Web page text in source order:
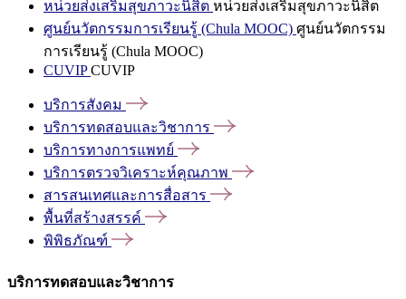
หน่วยส่งเสริมสุขภาวะนิสิต หน่วยส่งเสริมสุขภาวะนิสิต
ศูนย์นวัตกรรมการเรียนรู้ (Chula MOOC) ศูนย์นวัตกรรม
การเรียนรู้ (Chula MOOC)
CUVIPCUVIP
บริการสังคม
บริการทดสอบและวิชาการ
บริการทางการแพทย์
บริการตรวจวิเคราะห์คุณภาพ
สารสนเทศและการสื่อสาร
พื้นที่สร้างสรรค์
พิพิธภัณฑ์
บริการทดสอบและวิชาการ